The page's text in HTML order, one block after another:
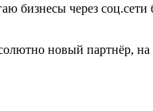
бизнесы через
новый партнёр,